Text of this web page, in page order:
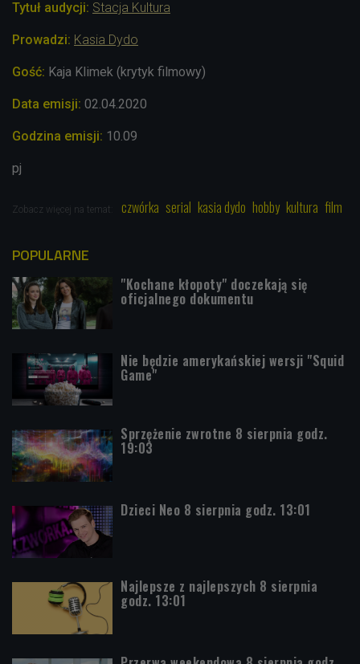
Tytuł audycji: Stacja Kultura
Prowadzi: Kasia Dydo
Gość: Kaja Klimek (krytyk filmowy)
Data emisji: 02.04 .2020
Godzina emisji: 10.09
pj
Zobacz więcej na temat: czwórka serial kasia dydo hobby kultura film
POPULARNE
"Kochane kłopoty" doczekają się
oficjalnego dokumentu
Nie będzie amerykańskiej wersji "Squid
Game"
Sprzężenie zwrotne 8 sierpnia godz.
19:03
Dzieci Neo 8 sierpnia godz. 13:01
Najlepsze z najlepszych 8 sierpnia
godz. 13:01